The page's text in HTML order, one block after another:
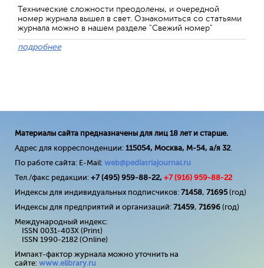
Технические сложности преодолены, и очередной
номер журнала вышел в свет. Ознакомиться со статьями
журнала можно в нашем разделе "Свежий номер"
подробнее
Материалы сайта предназначены для лиц 18 лет и старше.
Адрес для корреспонденции: 115054, Москва, М-54, а/я 32.
По работе сайта: E-Mail: web@pediatriajournal.ru
Тел./факс редакции: +7 (495) 959-88-22, +7 (916) 959-88-22
Индексы для индивидуальных подписчиков: 71458, 71695(год)
Индексы для предприятий и организаций: 71459, 71696 (год)
Международный индекс:
ISSN 0031-403X (Print)
ISSN 1990-2182 (Online)
Импакт-фактор журнала можно уточнить на
сайте: www.elibrary.ru